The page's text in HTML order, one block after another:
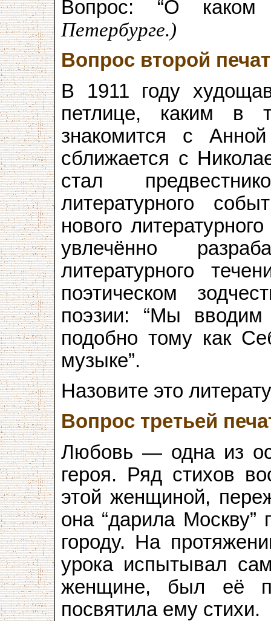
Вопрос: “О
Петербурге.)
Вопрос второй
В 1911 году
петлице, каким в
знакомится с
сближается с
стал
литературного
нового
увлечённо
литературного
поэтическом
поэзии: “Мы вводим
подобно тому как
музыке”.
Назовите это
Вопрос третьей
Любовь — одна из
героя. Ряд стихов
этой женщиной,
она “дарила Москву”
городу. На
урока испытывал
женщине, был её
посвятила ему стихи.